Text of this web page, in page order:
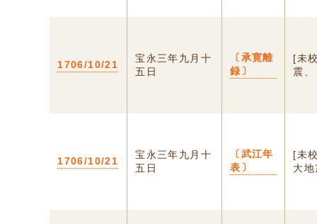
1706/10/21
宝永三年九月十
五日
〔承寛離
録〕
[未
震、
1706/10/21
宝永三年九月十
五日
〔武江年
表〕
[未
大